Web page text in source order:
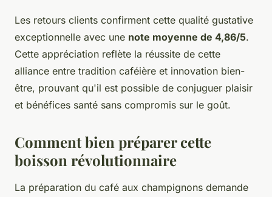
Les retours clients confirment cette qualité gustative
exceptionnelle avec une note moyenne de 4,86/5.
Cette appréciation reflète la réussite de cette
alliance entre tradition caféière et innovation bien-
être, prouvant qu'il est possible de conjuguer plaisir
et bénéfices santé sans compromis sur le goût.
Comment bien préparer cette
boisson révolutionnaire
La préparation du café aux champignons demande